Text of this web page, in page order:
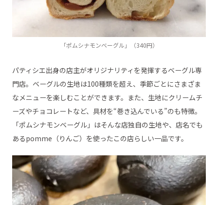
「ポムシナモンベーグル」（340円）
パティシエ出身の店主がオリジナリティを発揮するベーグル専
門店。ベーグルの生地は100種類を超え、季節ごとにさまざま
なメニューを楽しむことができます。また、生地にクリームチ
ーズやチョコレートなど、具材を“巻き込んでいる”のも特徴。
「ポムシナモンベーグル」はそんな店独自の生地や、店名でも
あるpomme（りんご）を使ったこの店らしい一品です。